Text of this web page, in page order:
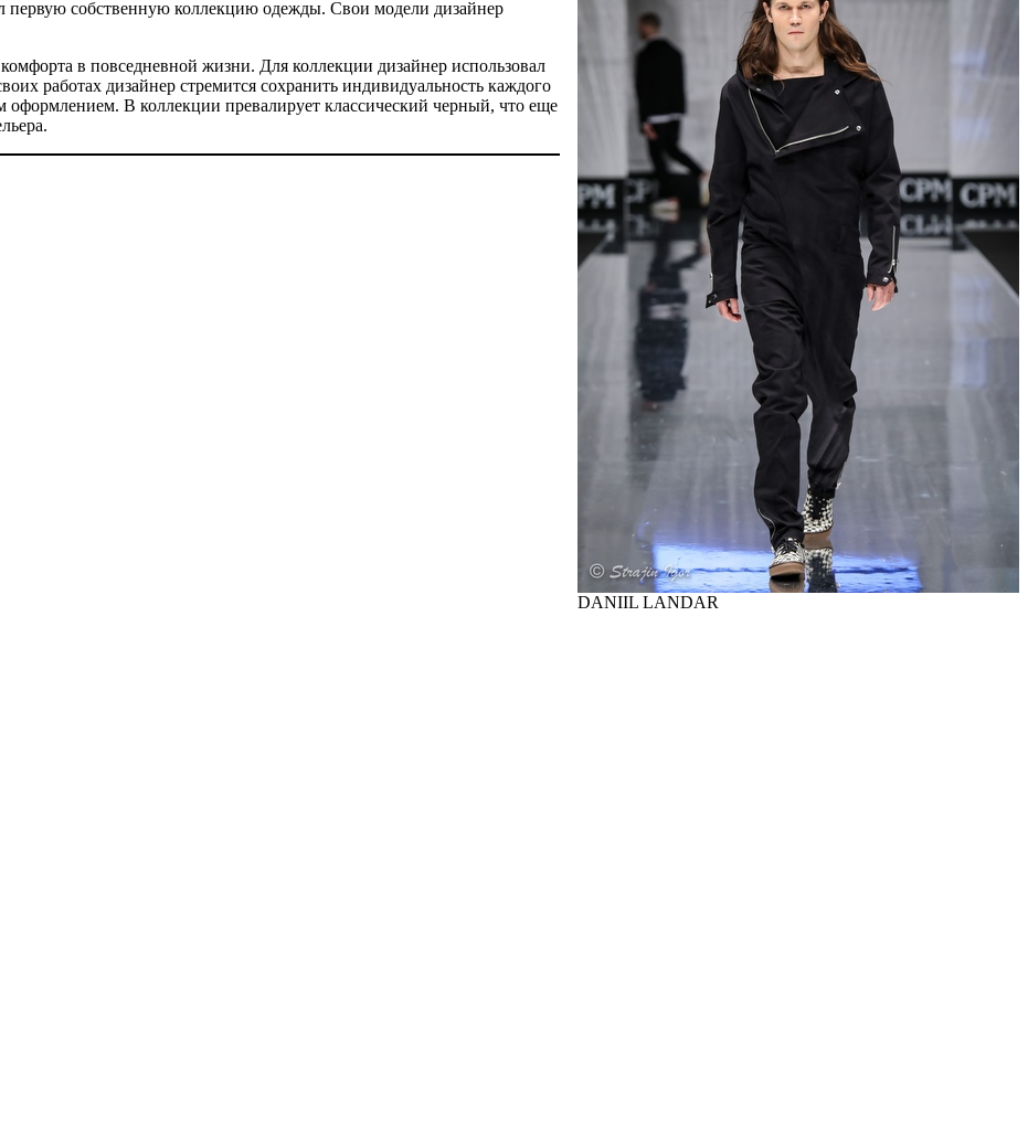
DANIIL LANDAR
первую собственную коллекцию одежды. Свои модели дизайнер
в повседневной жизни. Для коллекции дизайнер использовал
работах дизайнер стремится сохранить индивидуальность каждого
В коллекции превалирует классический черный, что еще